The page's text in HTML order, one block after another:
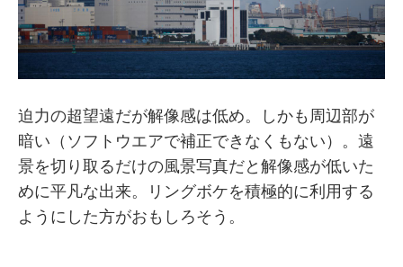
迫力の超望遠だが解像感は低め。しかも周辺部が
暗い（ソフトウエアで補正できなくもない）。遠
景を切り取るだけの風景写真だと解像感が低いた
めに平凡な出来。リングボケを積極的に利用する
ようにした方がおもしろそう。